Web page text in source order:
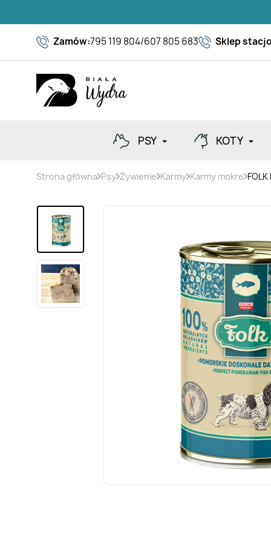
Zamów:795 119 804/607 805 683 Sklep
PSY KOTY
Strona główna Psy Żywienie Karmy Karmy mokre